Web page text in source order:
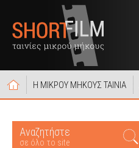
Η ΜΙΚΡΟΥ ΜΗΚΟΥΣ ΤΑΙΝΙΑ
Αναζητήστε
σε όλο το site